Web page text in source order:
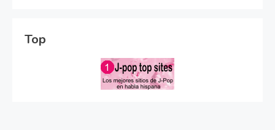
Top